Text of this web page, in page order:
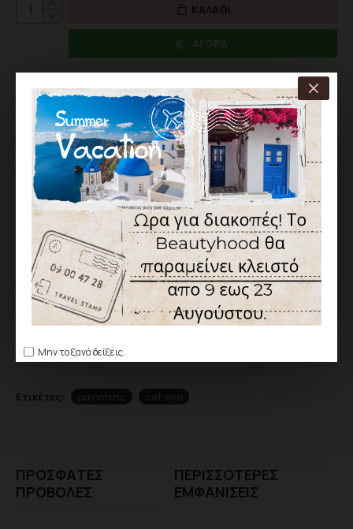
Μην το ξανά δείξεις.
Σύμφωνα με 0 αξιολογήσεις. - Γράψτε μια αξιολόγηση
ΚΑΛΆΘΙ
ΑΓΟΡΆ
ΕΠΙΘΥΜΗΤΌ ΣΎΓΚΡΙΣΗ
ΑΞΙΟΛΌΓΗΣΗ
Δεν υπάρχουν αξιολογήσεις για το προϊόν.
ΓΡΆΨΤΕ ΜΙΑ ΑΞΙΟΛΌΓΗΣΗ
Παρακαλώσυνδεθείτε ήδημιουργήστε λογαριασμόγια να
αξιολογήσετε
Ετικέτες: μαγνήτης cat eye
ΠΡΌΣΦΑTΕΣ
ΠΡΟΒΟΛΈΣ
ΠΕΡΙΣΣΌΤΕΡΕΣ
ΕΜΦΑΝΊΣΕΙΣ